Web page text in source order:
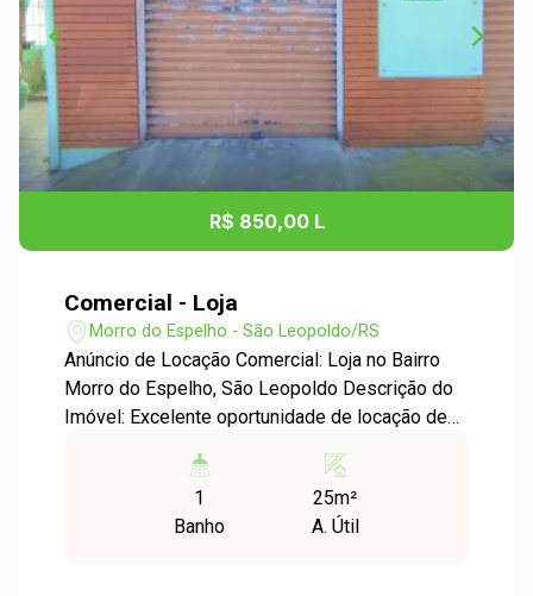
R$ 850,00 L
Comercial - Loja
Morro do Espelho - São Leopoldo/RS
Anúncio de Locação Comercial: Loja no Bairro
Morro do Espelho, São Leopoldo Descrição do
Imóvel: Excelente oportunidade de locação de
Espelho, em São Leopoldo. Com uma área útil
de 25,00m², este espaço é ideal para pequenos
negócios que buscam uma localização
1
Banho
25m²
A. Útil